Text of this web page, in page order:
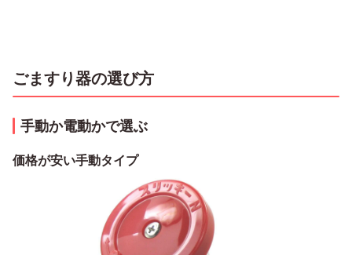
ごますり器の選び方
手動か電動かで選ぶ
価格が安い手動タイプ